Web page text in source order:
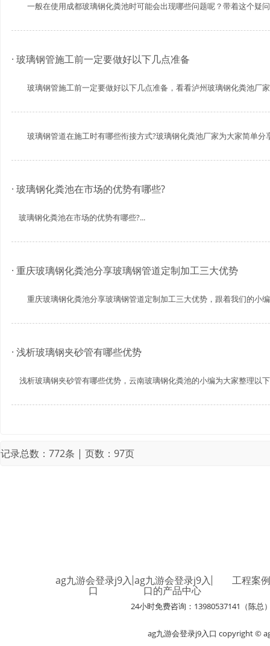
一般在使用成都玻璃钢化粪池时可能会出现哪些问题呢？带着这个疑
· 玻璃钢管施工前一定要做好以下几点准备
玻璃钢管施工前一定要做好以下几点准备，看看泸州玻璃钢化粪池厂
玻璃钢管道在施工时有哪些衔接方式?玻璃钢化粪池厂家为大家简单分
· 玻璃钢化粪池在市场的优势有哪些?
玻璃钢化粪池在市场的优势有哪些?...
· 重庆玻璃钢化粪池分享玻璃钢管道定制加工三大优势
重庆玻璃钢化粪池分享玻璃钢管道定制加工三大优势，跟着我们的小
· 浅析玻璃钢夹砂管有哪些优势
浅析玻璃钢夹砂管有哪些优势，云南玻璃钢化粪池的小编为大家整理以
记录总数：772条 | 页数：97页
ag九游会登录j9入
口
ag九游会登录j9入
口的产品中心
工程案例
24小时免费咨询：13980537141（陈总
ag九游会登录j9入口 copyright ©